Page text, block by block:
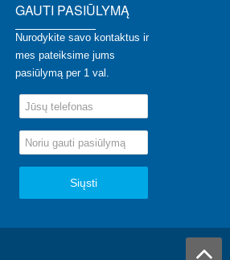
GAUTI PASIŪLYMĄ
Nurodykite savo kontaktus ir
mes pateiksime jums
pasiūlymą per 1 val.
Siųsti